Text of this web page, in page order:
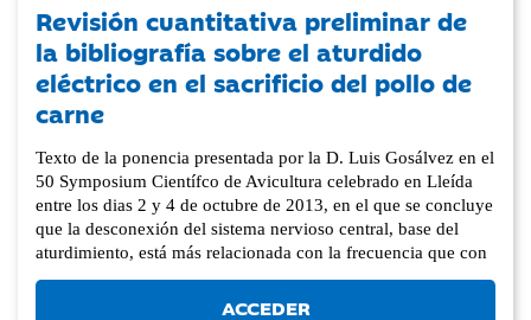
Revisión cuantitativa preliminar de
la bibliografía sobre el aturdido
eléctrico en el sacrificio del pollo de
carne
Texto de la ponencia presentada por la D. Luis Gosálvez en el
50 Symposium Científco de Avicultura celebrado en Lleída
entre los dias 2 y 4 de octubre de 2013, en el que se concluye
que la desconexión del sistema nervioso central, base del
aturdimiento, está más relacionada con la frecuencia que con
ACCEDER